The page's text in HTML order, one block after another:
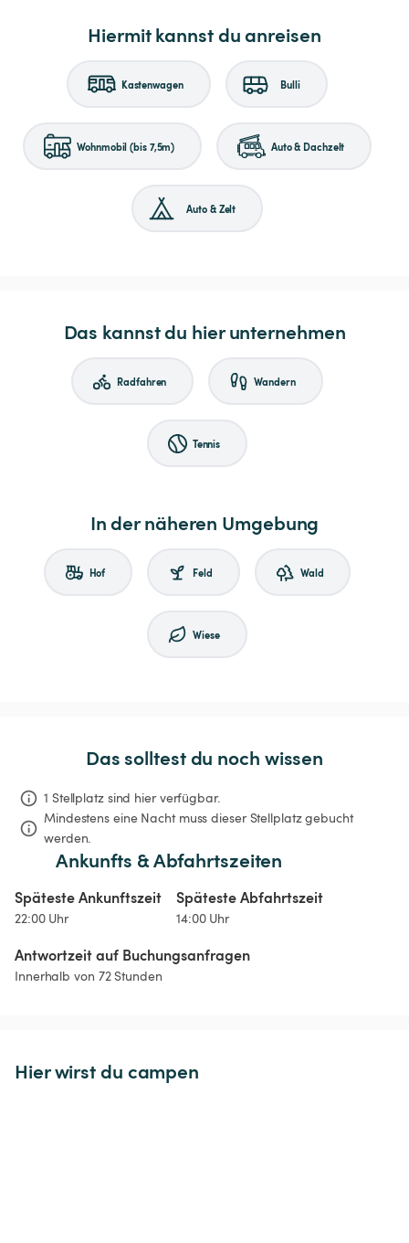
Hiermit kannst du anreisen
Kastenwagen Bulli
Wohnmobil (bis 7,5m) Auto & Dachzelt
Auto & Zelt
Das kannst du hier unternehmen
Radfahren Wandern
Tennis
In der näheren Umgebung
Hof Feld Wald
Wiese
Das solltest du noch wissen
1 Stellplatz sind hier verfügbar.
Mindestens eine Nacht muss dieser Stellplatz gebucht
werden.
Ankunfts & Abfahrtszeiten
Späteste Ankunftszeit
22:00 Uhr
Späteste Abfahrtszeit
14:00 Uhr
Antwortzeit auf Buchungsanfragen
Innerhalb von 72 Stunden
Hier wirst du campen